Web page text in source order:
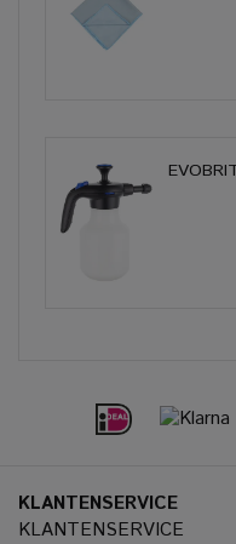
KLANTENSERVICE
KLANTENSERVICE